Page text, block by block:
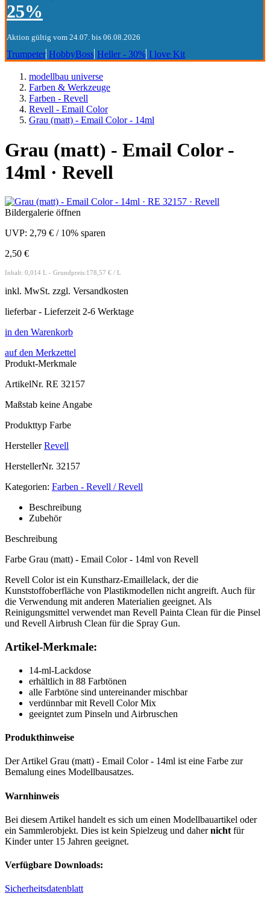
25%
Aktion gültig vom 24.07. bis 06.08.2026
Trumpeter HobbyBoss Heller - 30% I love Kit
modellbau universe
Farben & Werkzeuge
Farben - Revell
Revell - Email Color
Grau (matt) - Email Color - 14ml
Grau (matt) - Email Color -
14ml · Revell
Bildergalerie öffnen
UVP: 2,79 € / 10% sparen
2,50 €
Inhalt: 0,014 L - Grundpreis:178,57 € / L
inkl. MwSt. zzgl. Versandkosten
lieferbar - Lieferzeit 2-6 Werktage
in den Warenkorb
auf den Merkzettel
Produkt-Merkmale
ArtikelNr. RE 32157
Maßstab keine Angabe
Produkttyp Farbe
Hersteller Revell
HerstellerNr. 32157
Kategorien: Farben - Revell / Revell
Beschreibung
Zubehör
Beschreibung
Farbe Grau (matt) - Email Color - 14ml von Revell
Revell Color ist ein Kunstharz-Emaillelack, der die
Kunststoffoberfläche von Plastikmodellen nicht angreift. Auch für
die Verwendung mit anderen Materialien geeignet. Als
Reinigungsmittel verwendet man Revell Painta Clean für die Pinsel
und Revell Airbrush Clean für die Spray Gun.
Artikel-Merkmale:
14-ml-Lackdose
erhältlich in 88 Farbtönen
alle Farbtöne sind untereinander mischbar
verdünnbar mit Revell Color Mix
geeigntet zum Pinseln und Airbruschen
Produkthinweise
Der Artikel Grau (matt) - Email Color - 14ml ist eine Farbe zur
Bemalung eines Modellbausatzes.
Warnhinweis
Bei diesem Artikel handelt es sich um einen Modellbauartikel oder
ein Sammlerobjekt. Dies ist kein Spielzeug und dahernicht für
Kinder unter 15 Jahren geeignet.
Verfügbare Downloads:
Sicherheitsdatenblatt